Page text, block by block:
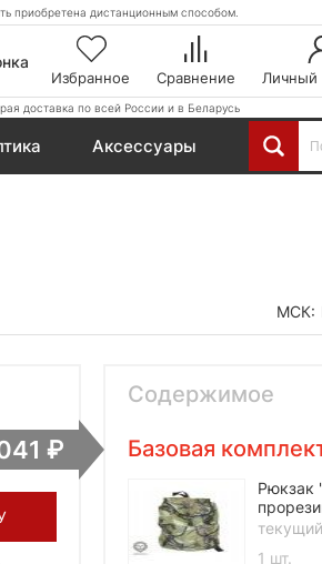
приобретена дистанционным способом.
Избранное Сравнение Личный
доставка по всей России и в Беларусь
Аксессуары
МСК:
Содержимое
Базовая
Рюкзак
1 шт.